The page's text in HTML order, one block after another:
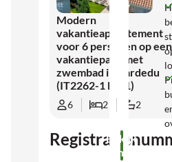
Modern
vakantieappartement
voor 6 personen op een
vakantiepark met
zwembad in Cardedu
(IT2262-1 Nr. 1)
6 2 2
Bekijk
accommodatie